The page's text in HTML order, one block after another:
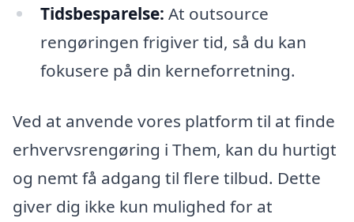
Tidsbesparelse: At outsource
rengøringen frigiver tid, så du kan
fokusere på din kerneforretning.
Ved at anvende vores platform til at finde
erhvervsrengøring i Them, kan du hurtigt
og nemt få adgang til flere tilbud. Dette
giver dig ikke kun mulighed for at